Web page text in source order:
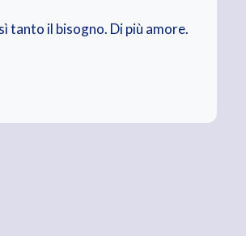
tanto il bisogno. Di più amore.